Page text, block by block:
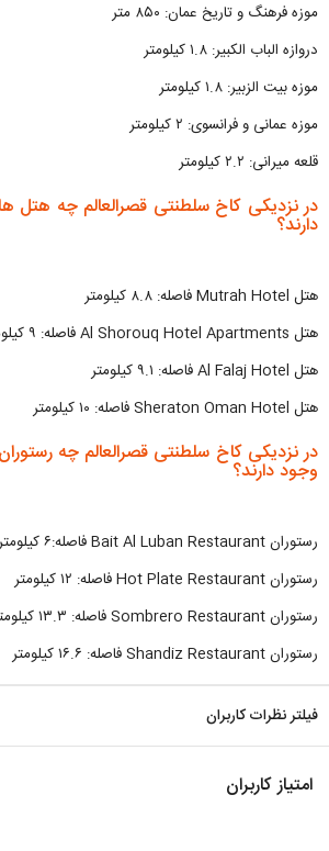
موزه فرهنگ و تاریخ عمان: ۸۵۰ متر
دروازه الباب الکبیر: ۱.۸ کیلومتر
موزه بیت الزبیر: ۱.۸ کیلومتر
موزه عمانی و فرانسوی: ۲ کیلومتر
قلعه میرانی: ۲.۲ کیلومتر
در نزدیکی کاخ سلطنتی قصرالعالم چه هتل
دارند؟
هتل Mutrah Hotel فاصله: ۸.۸ کیلومتر
هتل Al Shorouq Hotel Apartments فاصله: ۹ کیلومتر
هتل Al Falaj Hotel فاصله: ۹.۱ کیلومتر
هتل Sheraton Oman Hotel فاصله: ۱۰ کیلومتر
در نزدیکی کاخ سلطنتی قصرالعالم چه
وجود دارند؟
رستوران Bait Al Luban Restaurant فاصله:۶ کیلومتر
رستوران Hot Plate Restaurant فاصله: ۱۲ کیلومتر
رستوران Sombrero Restaurant فاصله: ۱۳.۳ کیلومتر
رستوران Shandiz Restaurant فاصله: ۱۶.۶ کیلومتر
فیلتر نظرات کاربران
امتیاز کاربران